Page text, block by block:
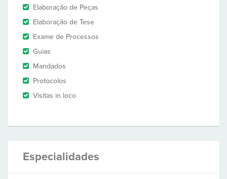
Elaboração de Peças
Elaboração de Tese
Exame de Processos
Guias
Mandados
Protocolos
Visitas in loco
Especialidades